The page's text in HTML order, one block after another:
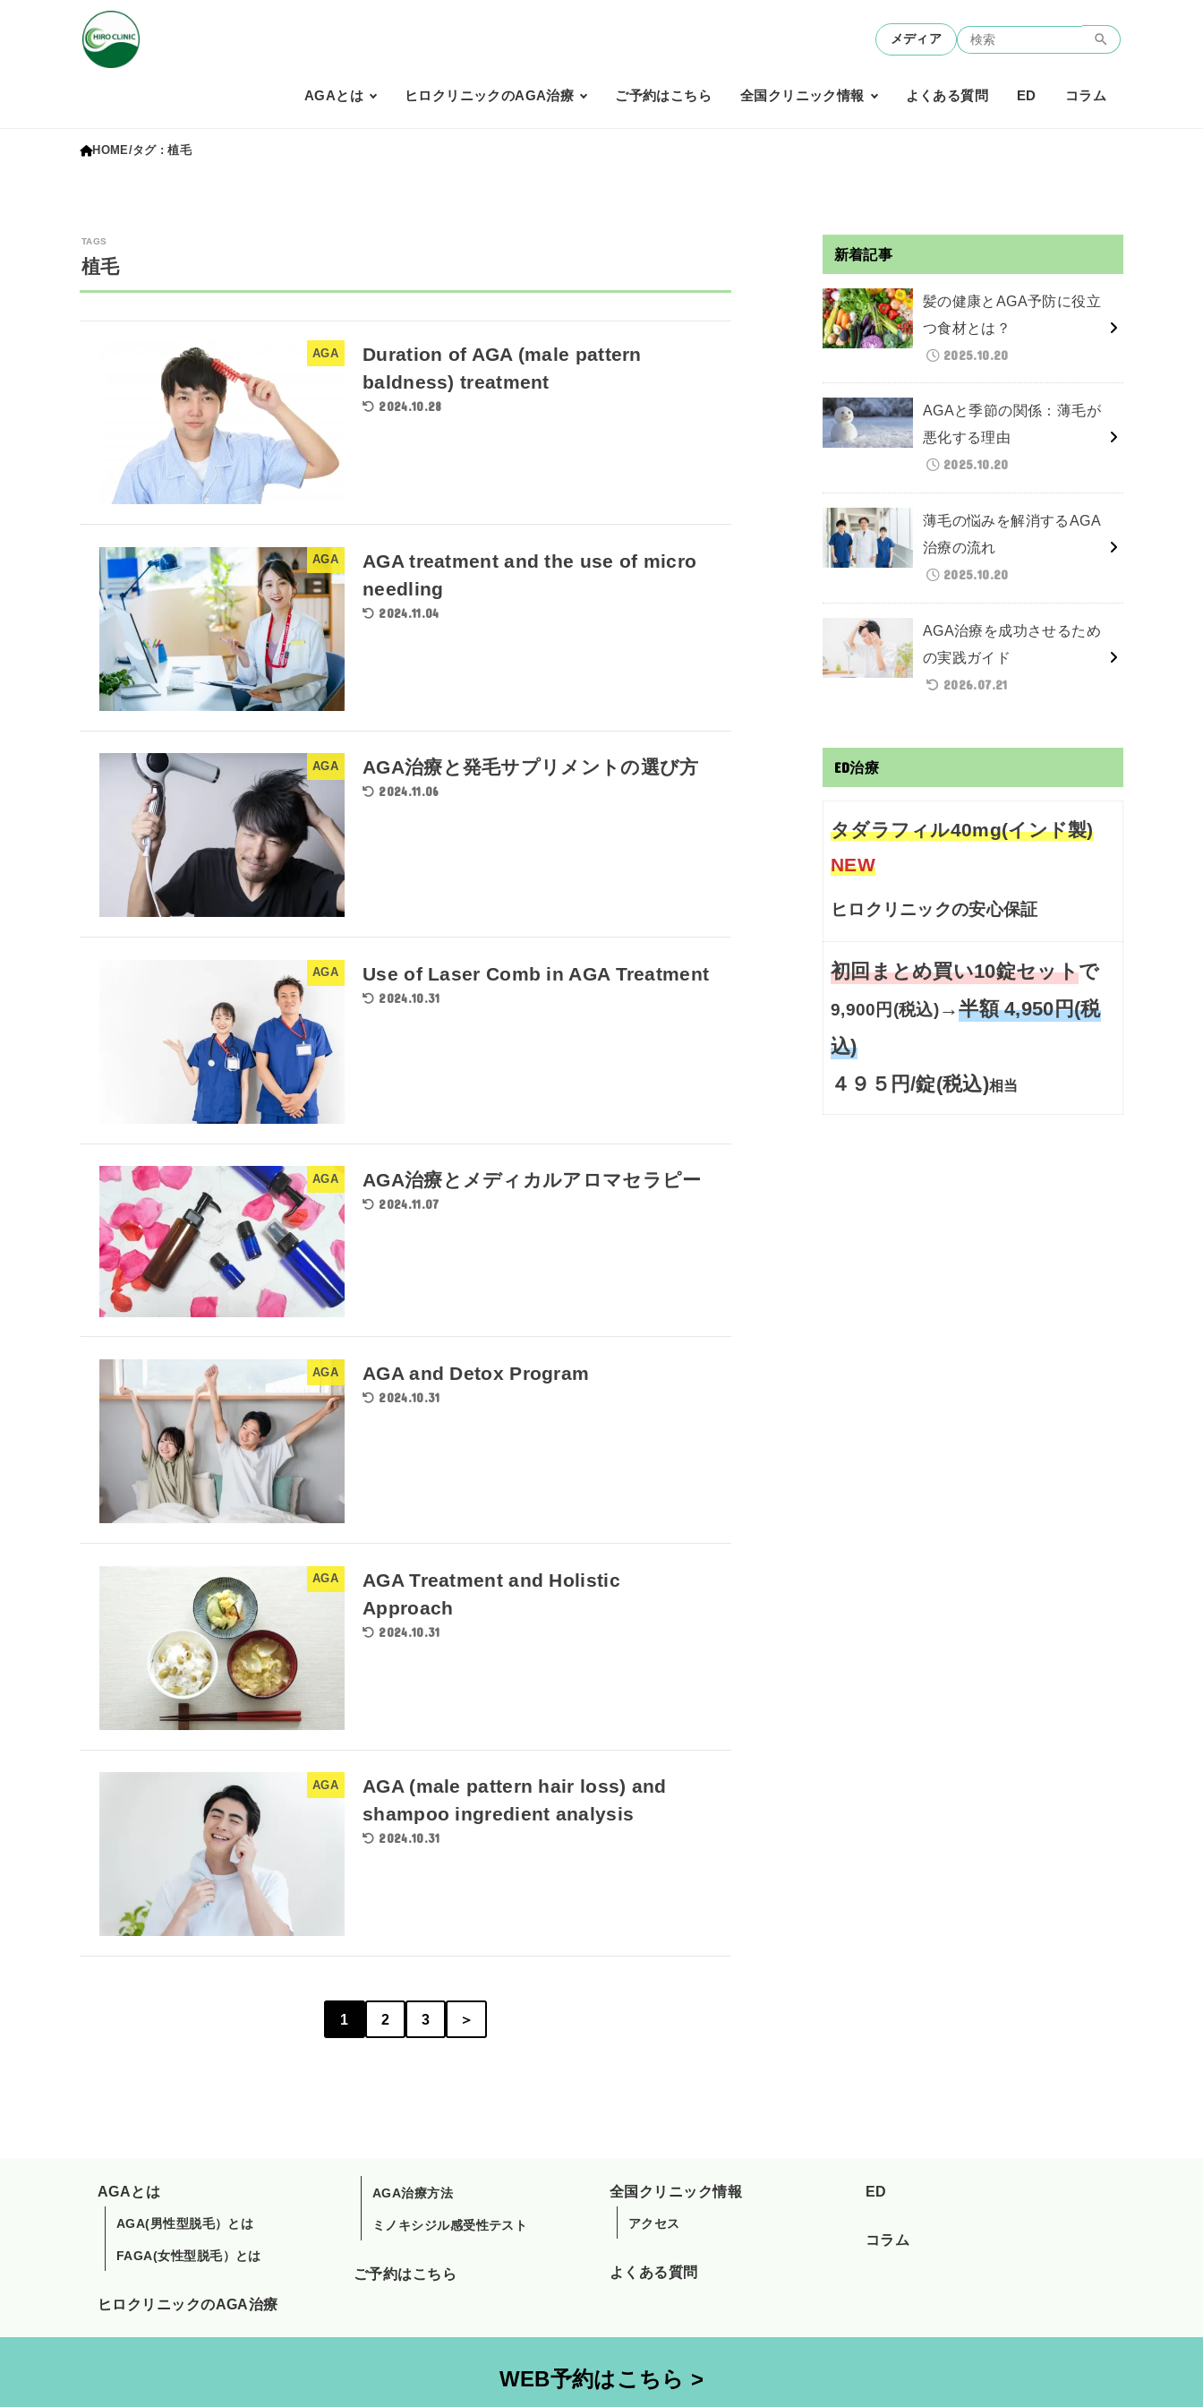
メディア
AGAとは ヒロクリニックのAGA治療 ご予約はこちら 全国クリニック情報 よくある質問 ED コラム
HOME タグ : 植毛
植毛
AGA
Duration of AGA (male pattern
baldness) treatment
2024.10.28
AGA
AGA treatment and the use of micro
needling
2024.11.04
AGA AGA治療と発毛サプリメントの選び方
2024.11.06
AGA Use of Laser Comb in AGA Treatment
2024.10.31
AGA AGA治療とメディカルアロマセラピー
2024.11.07
AGA AGA and Detox Program
2024.10.31
AGA
AGA Treatment and Holistic
Approach
2024.10.31
AGA
AGA (male pattern hair loss) and
shampoo ingredient analysis
2024.10.31
1 2 3 ＞
新着記事
髪の健康とAGA予防に役立
つ食材とは？
2025.10.20
AGAと季節の関係：薄毛が
悪化する理由
2025.10.20
薄毛の悩みを解消するAGA
治療の流れ
2025.10.20
AGA治療を成功させるため
の実践ガイド
2026.07.21
ED治療
タダラフィル40mg(インド製)
NEW
ヒロクリニックの安心保証
初回まとめ買い10錠セットで
9,900円(税込)→半額 4,950円(税
込)
４９５円/錠(税込)相当
AGAとは
AGA(男性型脱毛）とは
FAGA(女性型脱毛）とは
ヒロクリニックのAGA治療
AGA治療方法
ミノキシジル感受性テスト
ご予約はこちら
全国クリニック情報
アクセス
よくある質問
ED
コラム
WEB予約はこちら >